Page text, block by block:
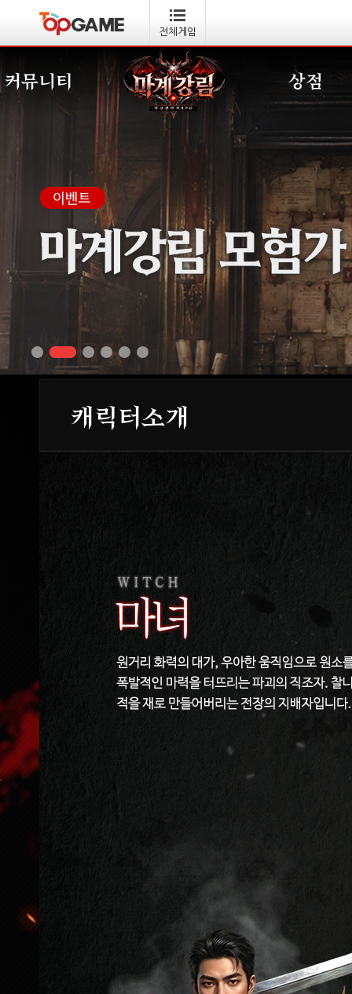
전체게임
커뮤니티 상점
캐릭터소개